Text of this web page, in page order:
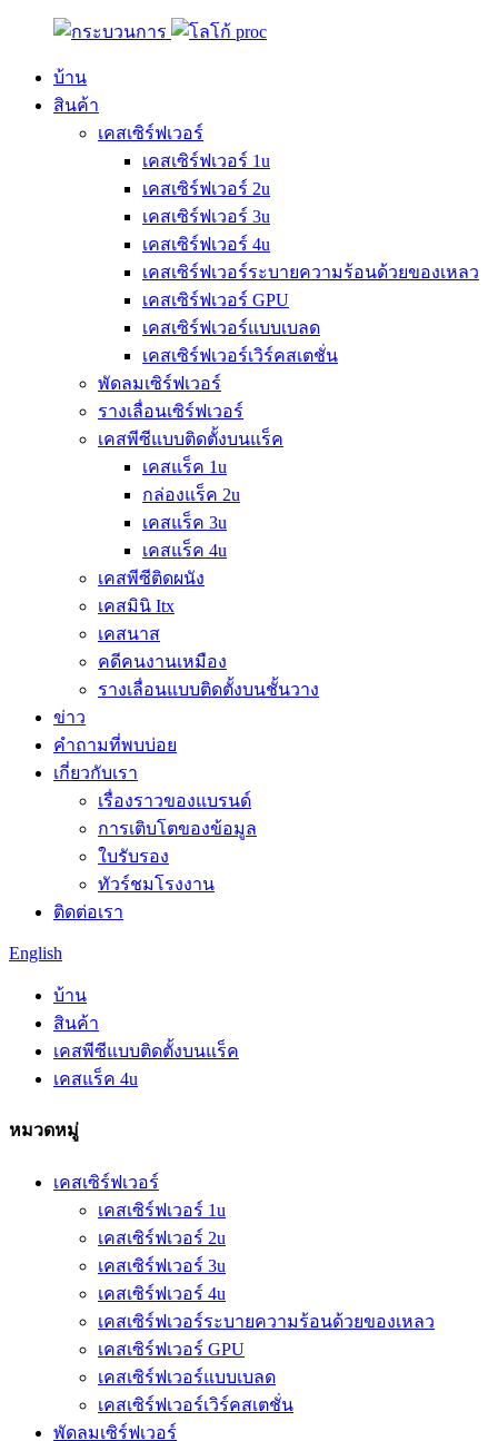
บ้าน
สินค้า
เคสเซิร์ฟเวอร์
เคสเซิร์ฟเวอร์ 1u
เคสเซิร์ฟเวอร์ 2u
เคสเซิร์ฟเวอร์ 3u
เคสเซิร์ฟเวอร์ 4u
เคสเซิร์ฟเวอร์ระบายความร้อนด้วยของเหลว
เคสเซิร์ฟเวอร์ GPU
เคสเซิร์ฟเวอร์แบบเบลด
เคสเซิร์ฟเวอร์เวิร์คสเตชั่น
พัดลมเซิร์ฟเวอร์
รางเลื่อนเซิร์ฟเวอร์
เคสพีซีแบบติดตั้งบนแร็ค
เคสแร็ค 1u
กล่องแร็ค 2u
เคสแร็ค 3u
เคสแร็ค 4u
เคสพีซีติดผนัง
เคสมินิ Itx
เคสนาส
คดีคนงานเหมือง
รางเลื่อนแบบติดตั้งบนชั้นวาง
ข่าว
คำถามที่พบบ่อย
เกี่ยวกับเรา
เรื่องราวของแบรนด์
การเติบโตของข้อมูล
ใบรับรอง
ทัวร์ชมโรงงาน
ติดต่อเรา
English
บ้าน
สินค้า
เคสพีซีแบบติดตั้งบนแร็ค
เคสแร็ค 4u
หมวดหมู่
เคสเซิร์ฟเวอร์
เคสเซิร์ฟเวอร์ 1u
เคสเซิร์ฟเวอร์ 2u
เคสเซิร์ฟเวอร์ 3u
เคสเซิร์ฟเวอร์ 4u
เคสเซิร์ฟเวอร์ระบายความร้อนด้วยของเหลว
เคสเซิร์ฟเวอร์ GPU
เคสเซิร์ฟเวอร์แบบเบลด
เคสเซิร์ฟเวอร์เวิร์คสเตชั่น
พัดลมเซิร์ฟเวอร์